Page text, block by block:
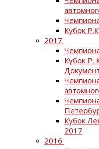
Кубок
2017
Кубок Р.
Кубок
2017
2016